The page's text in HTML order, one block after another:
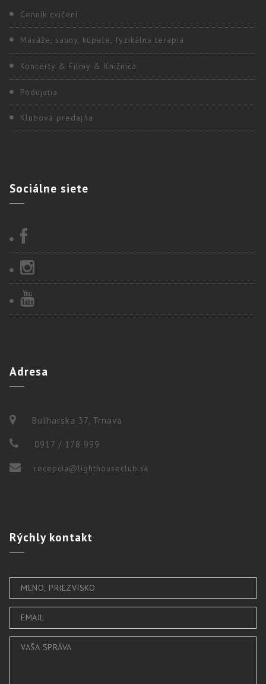
Cenník cvičení
Masáže, sauny, kúpele, fyzikálna terapia
Koncerty & Filmy & Knižnica
Podujatia
Klubová predajňa
Sociálne siete
Adresa
Bulharska 37, Trnava
0917 / 178 999
recepcia@lighthouseclub.sk
Rýchlykontakt